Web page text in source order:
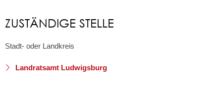
ZUSTÄNDIGE STELLE
Stadt- oder Landkreis
Landratsamt Ludwigsburg